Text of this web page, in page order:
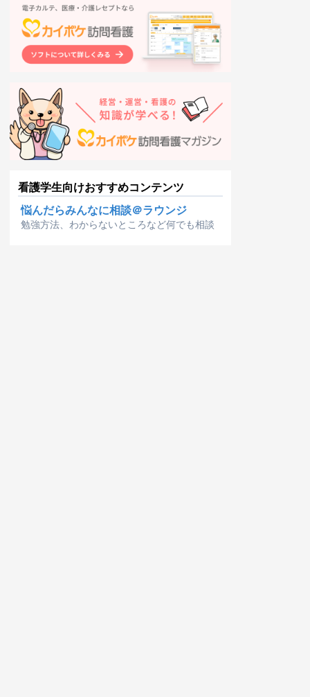
看護学生向けおすすめコンテンツ
悩んだらみんなに相談＠ラウンジ
勉強方法、わからないところなど何でも相談